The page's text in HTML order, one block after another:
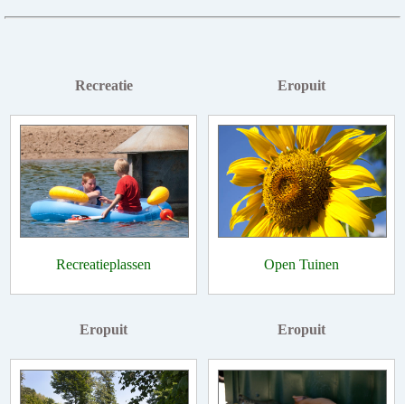
Recreatie
Recreatieplassen
Eropuit
Open Tuinen
Eropuit Eropuit